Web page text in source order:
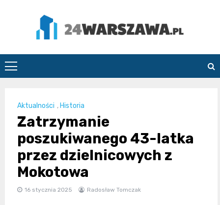
24Warszawa.pl
Aktualności , Historia
Zatrzymanie
poszukiwanego 43-latka
przez dzielnicowych z
Mokotowa
16 stycznia 2025 Radosław Tomczak